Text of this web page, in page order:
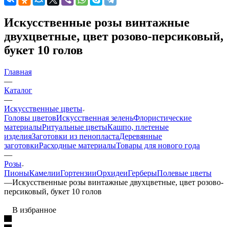
Искусственные розы винтажные
двухцветные, цвет розово-персиковый,
букет 10 голов
Главная
—
Каталог
—
Искусственные цветы
Головы цветовИскусственная зеленьФлористические
материалыРитуальные цветыКашпо, плетеные
изделияЗаготовки из пенопластаДеревянные
заготовкиРасходные материалыТовары для нового года
—
Розы
ПионыКамелииГортензииОрхидеиГерберыПолевые цветы
—Искусственные розы винтажные двухцветные, цвет розово-
персиковый, букет 10 голов
В избранное